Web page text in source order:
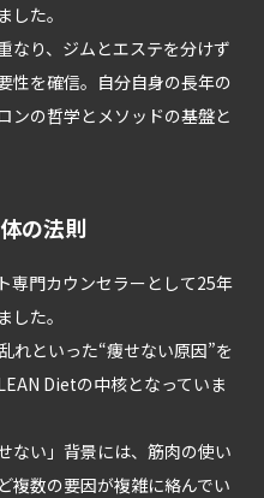
た。
なり、ジムとエステを分けず
性を確信。自分自身の長年の
ンの哲学とメソッドの基盤と
の法則
専門カウンセラーとして25年
た。
れといった“痩せない原因”を
Dietの中核となっていま
ない」背景には、筋肉の使い
複数の要因が複雑に絡んでい